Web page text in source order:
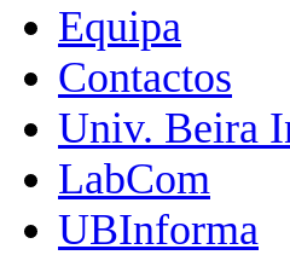
Equipa
Contactos
Univ. Beira
LabCom
UBInforma